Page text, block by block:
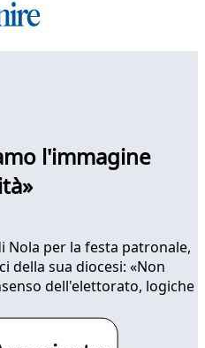
l'immagine
Nola per la festa patronale,
della sua diocesi: «Non
dell'elettorato, logiche